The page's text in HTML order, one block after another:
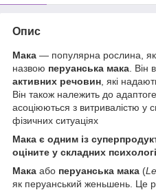
Опис
Мака — популярна рослина,
назвою перуанська мака . Він
активних речовин , які
Він також належить до
асоціюються з витривалістю у
фізичних ситуаціях
Мака є одним із
оціните у складних
Мака або перуанська мака (
як перуанський женьшень. Це